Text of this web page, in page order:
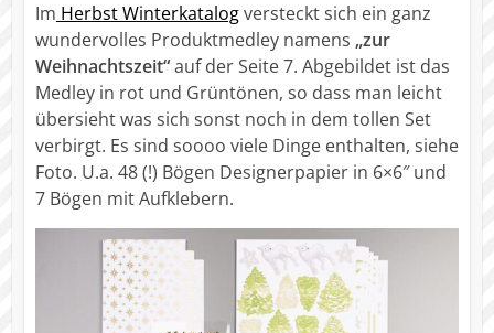
Im Herbst Winterkatalogversteckt sich ein ganz
wundervolles Produktmedley namens „zur
Weihnachtszeit“auf der Seite 7. Abgebildet ist das
Medley in rot und Grüntönen, so dass man leicht
übersieht was sich sonst noch in dem tollen Set
verbirgt. Es sind soooo viele Dinge enthalten, siehe
Foto. U.a. 48 (!) Bögen Designerpapier in 6×6″ und
7 Bögen mit Aufklebern.